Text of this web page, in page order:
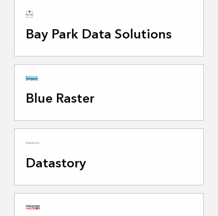
Bay Park Data Solutions
Blue Raster
Datastory